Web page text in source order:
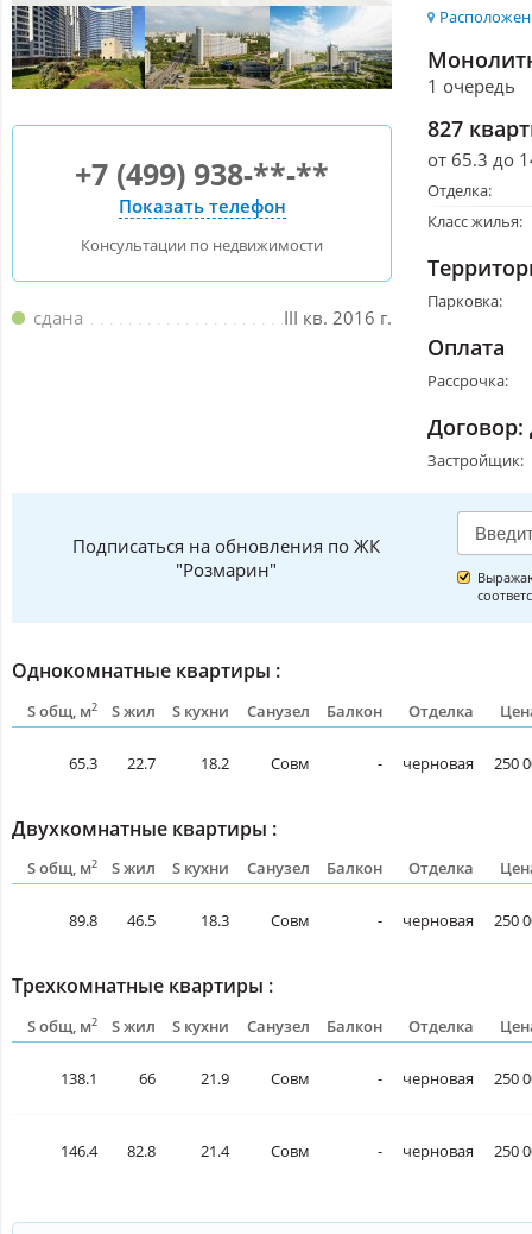
+7 (499) 938-**-**
Показать телефон
Консультации по недвижимости
III кв. 2016 г.
сдана
1 очередь
827
от 65.3 до
Отделка:
Класс жилья:
Парковка:
Оплата
Рассрочка:
Застройщик:
Подписаться на обновления по ЖК
"Розмарин"
Однокомнатные квартиры :
S общ, м2 S жил S кухни Санузел Балкон Отделка
65.3 22.7 18.2 Совм - черновая 250
Двухкомнатные квартиры :
S общ, м2 S жил S кухни Санузел Балкон Отделка
89.8 46.5 18.3 Совм - черновая 250
Трехкомнатные квартиры :
S общ, м2 S жил S кухни Санузел Балкон Отделка
138.1 66 21.9 Совм - черновая 250
146.4 82.8 21.4 Совм - черновая 250